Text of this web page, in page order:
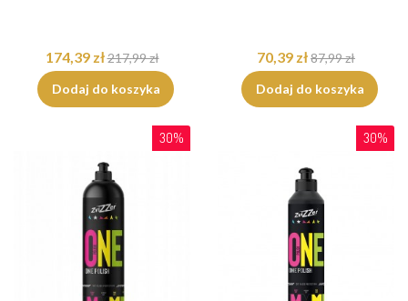
174,39 zł217,99 zł
Dodaj do koszyka
70,39 zł87,99 zł
Dodaj do koszyka
30% 30%